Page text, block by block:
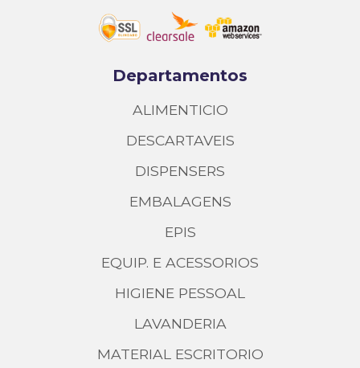
Departamentos
ALIMENTICIO
DESCARTAVEIS
DISPENSERS
EMBALAGENS
EPIS
EQUIP. E ACESSORIOS
HIGIENE PESSOAL
LAVANDERIA
MATERIAL ESCRITORIO